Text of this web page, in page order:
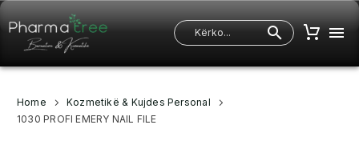
Home
Kozmetikë & Kujdes Personal
1030 PROFI EMERY NAIL FILE